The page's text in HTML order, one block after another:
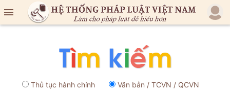

Thủ tục hành chính Văn bản / TCVN / QCVN